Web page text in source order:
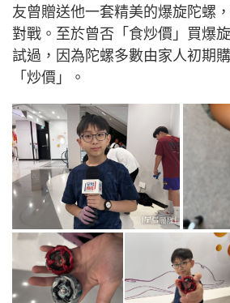
友曾贈送他一套精美的爆旋陀螺
對戰。至於曾否「食炒價」買爆
試過，因為陀螺多數由家人初期
「炒價」。